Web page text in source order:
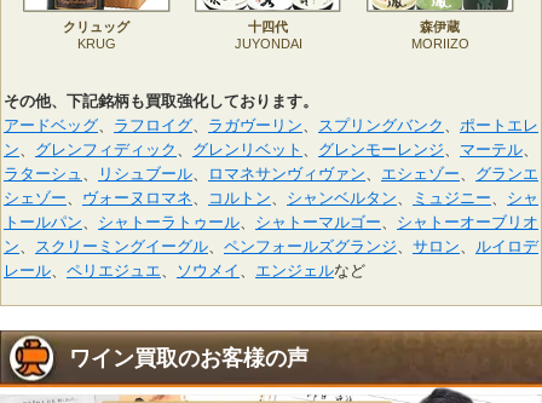
クリュッグ
KRUG
十四代
JUYONDAI
森伊蔵
MORIIZO
その他、下記銘柄も買取強化しております。
アードベッグ、 ラフロイグ、 ラガヴーリン、 スプリングバンク 、 ポートエレ
ン、 グレンフィディック 、 グレンリベット 、 グレンモーレンジ、 マーテル、
ラターシュ 、 リシュブール、 ロマネサンヴィヴァン、 エシェゾー、 グランエ
シェゾー、 ヴォーヌロマネ、 コルトン、 シャンベルタン、 ミュジニー、 シャ
トールパン、 シャトーラトゥール、 シャトーマルゴー、 シャトーオーブリオ
ン、 スクリーミングイーグル、 ペンフォールズグランジ、 サロン、 ルイロデ
レール、 ペリエジュエ、 ソウメイ 、 エンジェルなど
ワイン買取のお客様の声